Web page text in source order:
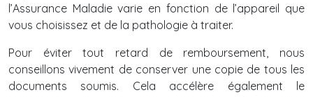
l’Assurance Maladie varie en fonction de l’appareil que
vous choisissez et de la pathologie à traiter.
Pour éviter tout retard de remboursement, nous
conseillons vivement de conserver une copie de tous les
documents soumis. Cela accélère également le